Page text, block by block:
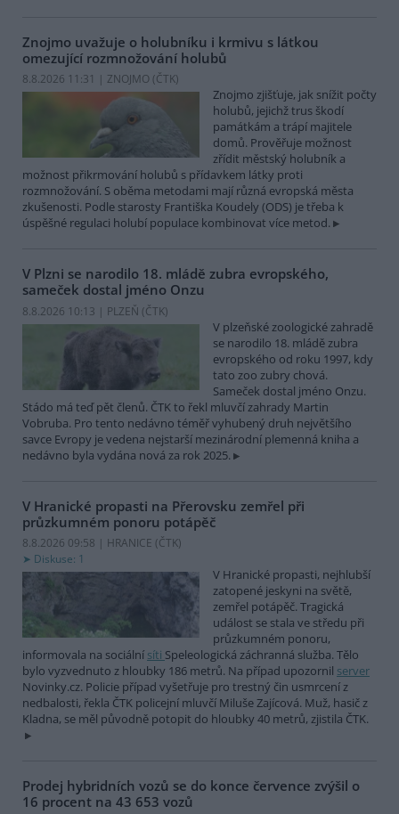
Znojmo uvažuje o holubníku i krmivu s látkou
omezující rozmnožování holubů
8.8.2026 11:31 | ZNOJMO (ČTK)
Znojmo zjišťuje, jak snížit počty
holubů, jejichž trus škodí
památkám a trápí majitele
domů. Prověřuje možnost
zřídit městský holubník a
možnost přikrmování holubů s přídavkem látky proti
rozmnožování. S oběma metodami mají různá evropská města
zkušenosti. Podle starosty Františka Koudely (ODS) je třeba k
úspěšné regulaci holubí populace kombinovat více metod.
V Plzni se narodilo 18. mládě zubra evropského,
sameček dostal jméno Onzu
8.8.2026 10:13 | PLZEŇ (ČTK)
V plzeňské zoologické zahradě
se narodilo 18. mládě zubra
evropského od roku 1997, kdy
tato zoo zubry chová.
Sameček dostal jméno Onzu.
Stádo má teď pět členů. ČTK to řekl mluvčí zahrady Martin
Vobruba. Pro tento nedávno téměř vyhubený druh největšího
savce Evropy je vedena nejstarší mezinárodní plemenná kniha a
nedávno byla vydána nová za rok 2025.
V Hranické propasti na Přerovsku zemřel při
průzkumném ponoru potápěč
8.8.2026 09:58 | HRANICE (ČTK)
Diskuse: 1
V Hranické propasti, nejhlubší
zatopené jeskyni na světě,
zemřel potápěč. Tragická
událost se stala ve středu při
průzkumném ponoru,
informovala na sociální síti Speleologická záchranná služba. Tělo
bylo vyzvednuto z hloubky 186 metrů. Na případ upozornil server
Novinky.cz. Policie případ vyšetřuje pro trestný čin usmrcení z
nedbalosti, řekla ČTK policejní mluvčí Miluše Zajícová. Muž, hasič z
Kladna, se měl původně potopit do hloubky 40 metrů, zjistila ČTK.
Prodej hybridních vozů se do konce července zvýšil o
16 procent na 43 653 vozů